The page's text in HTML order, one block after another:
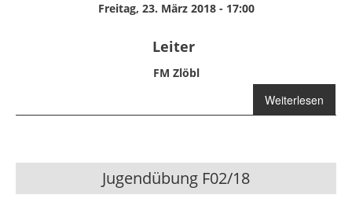
Freitag, 23. März 2018 - 17:00
Leiter
FM Zlöbl
Weiterlesen
über
Wissenstest
Jugendübung F02/18